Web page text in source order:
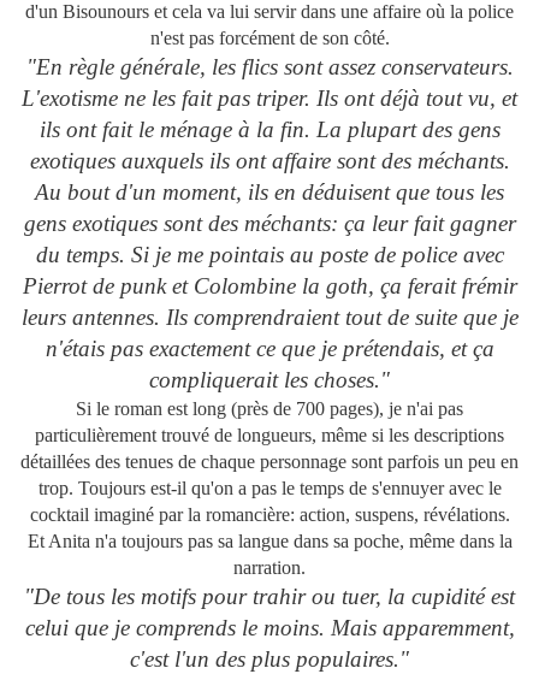
d'un Bisounours et cela va lui servir dans une affaire où la police
n'est pas forcément de son côté.
"En règle générale, les flics sont assez conservateurs.
L'exotisme ne les fait pas triper. Ils ont déjà tout vu, et
ils ont fait le ménage à la fin. La plupart des gens
exotiques auxquels ils ont affaire sont des méchants.
Au bout d'un moment, ils en déduisent que tous les
gens exotiques sont des méchants: ça leur fait gagner
du temps. Si je me pointais au poste de police avec
Pierrot de punk et Colombine la goth, ça ferait frémir
leurs antennes. Ils comprendraient tout de suite que je
n'étais pas exactement ce que je prétendais, et ça
compliquerait les choses."
Si le roman est long (près de 700 pages), je n'ai pas
particulièrement trouvé de longueurs, même si les descriptions
détaillées des tenues de chaque personnage sont parfois un peu en
trop. Toujours est-il qu'on a pas le temps de s'ennuyer avec le
cocktail imaginé par la romancière: action, suspens, révélations.
Et Anita n'a toujours pas sa langue dans sa poche, même dans la
narration.
"De tous les motifs pour trahir ou tuer, la cupidité est
celui que je comprends le moins. Mais apparemment,
c'est l'un des plus populaires."